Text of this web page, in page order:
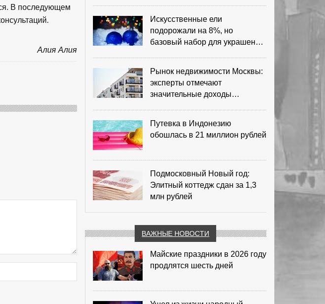
В последующем
Алия Алия
Искусственные ели
подорожали на 8%, но
базовый набор для украшения
Рынок недвижимости Москвы:
эксперты отмечают
значительные доходы
Путевка в Индонезию
обошлась в 21 миллион рублей
Подмосковный Новый год:
Элитный коттедж сдан за 1,3
млн рублей
ВАЖНЫЕ НОВОСТИ
Майские праздники в 2026 году
продлятся шесть дней